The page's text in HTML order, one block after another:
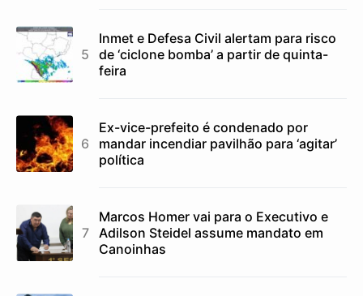
Inmet e Defesa Civil alertam para risco
de ‘ciclone bomba’ a partir de quinta-
feira
Ex-vice-prefeito é condenado por
mandar incendiar pavilhão para ‘agitar’
política
Marcos Homer vai para o Executivo e
Adilson Steidel assume mandato em
Canoinhas